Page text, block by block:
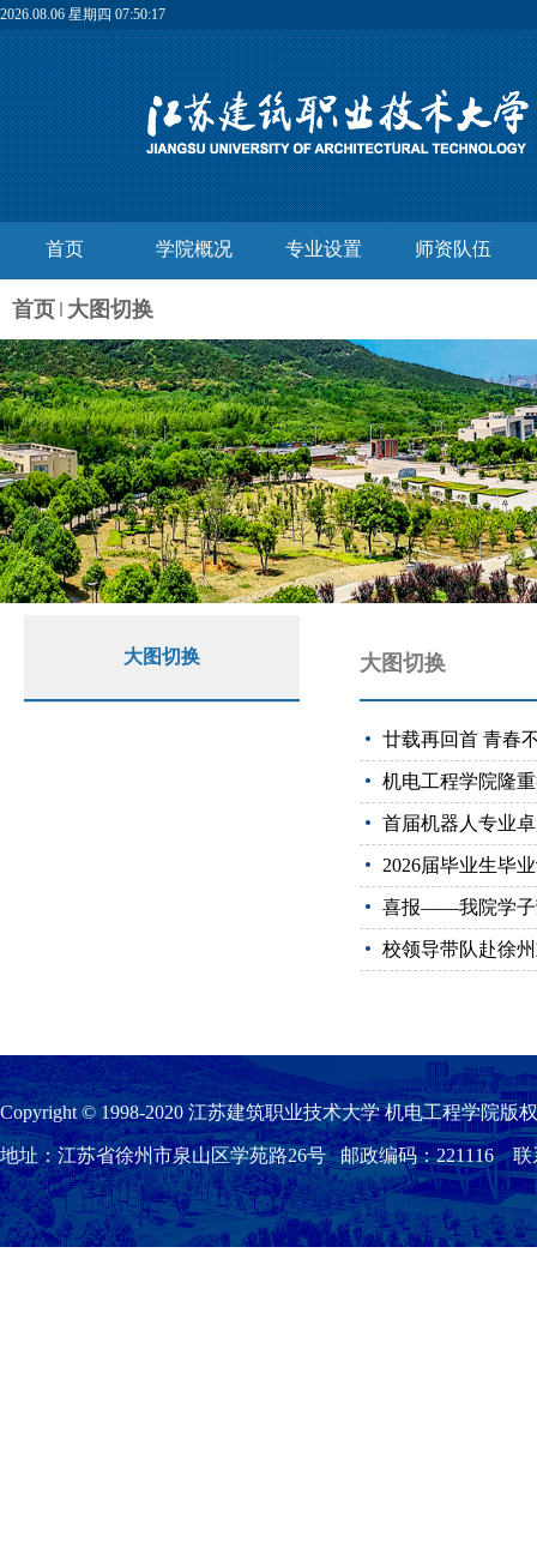
2026.08.06 星期四 07:50:17
首页 学院概况 专业设置 师资队伍
首页 大图切换
大图切换 大图切换
廿载再回首 青春
机电工程学院隆
首届机器人专业
2026届毕业生毕
喜报——我院学子
校领导带队赴徐
Copyright © 1998-2020 江苏建筑职业技术大学 机电工程学院版
地址：江苏省徐州市泉山区学苑路26号 邮政编码：221116 联